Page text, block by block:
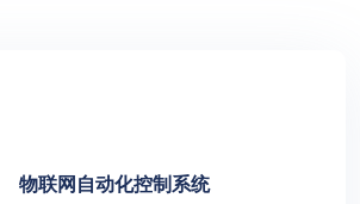
物联网自动化控制系统